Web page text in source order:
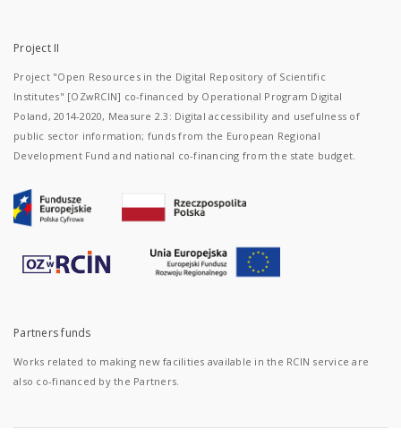
Project II
Project "Open Resources in the Digital Repository of Scientific
Institutes" [OZwRCIN] co-financed by Operational Program Digital
Poland, 2014-2020, Measure 2.3: Digital accessibility and usefulness of
public sector information; funds from the European Regional
Development Fund and national co-financing from the state budget.
Partners funds
Works related to making new facilities available in the RCIN service are
also co-financed by the Partners.